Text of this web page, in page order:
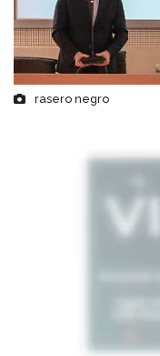
rasero negro